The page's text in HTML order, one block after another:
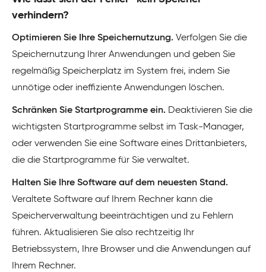
verhindern?
Optimieren Sie Ihre Speichernutzung. Verfolgen Sie die
Speichernutzung Ihrer Anwendungen und geben Sie
regelmäßig Speicherplatz im System frei, indem Sie
unnötige oder ineffiziente Anwendungen löschen.
Schränken Sie Startprogramme ein. Deaktivieren Sie die
wichtigsten Startprogramme selbst im Task-Manager,
oder verwenden Sie eine Software eines Drittanbieters,
die die Startprogramme für Sie verwaltet.
Halten Sie Ihre Software auf dem neuesten Stand.
Veraltete Software auf Ihrem Rechner kann die
Speicherverwaltung beeinträchtigen und zu Fehlern
führen. Aktualisieren Sie also rechtzeitig Ihr
Betriebssystem, Ihre Browser und die Anwendungen auf
Ihrem Rechner.